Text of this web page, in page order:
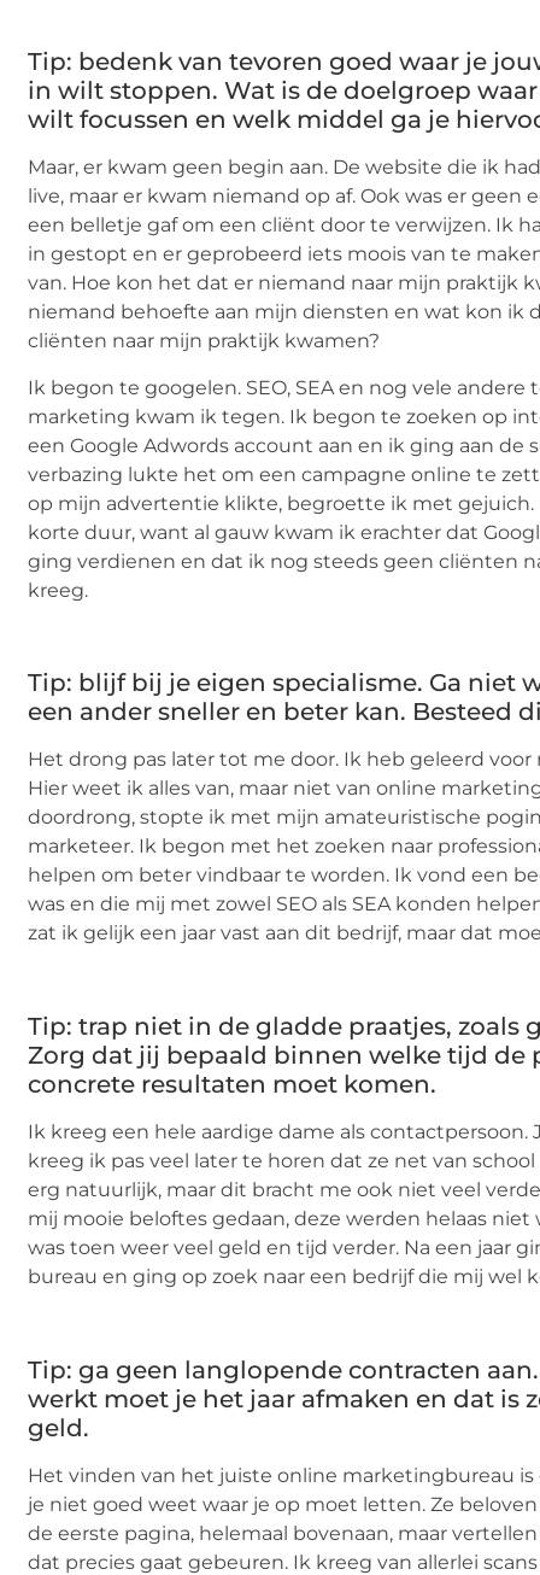
Tip: bedenk van tevoren goed waar je
in wilt stoppen. Wat is de doelgroep
wilt focussen en welk middel ga je
Maar, er kwam geen begin aan. De website die ik
live, maar er kwam niemand op af. Ook was er geen
een belletje gaf om een cliënt door te verwijzen. Ik
in gestopt en er geprobeerd iets moois van te
van. Hoe kon het dat er niemand naar mijn praktijk
niemand behoefte aan mijn diensten en wat kon ik
cliënten naar mijn praktijk kwamen?
Ik begon te googelen. SEO, SEA en nog vele andere
marketing kwam ik tegen. Ik begon te zoeken op
een Google Adwords account aan en ik ging aan de
verbazing lukte het om een campagne online te
op mijn advertentie klikte, begroette ik met gejuich.
korte duur, want al gauw kwam ik erachter dat
ging verdienen en dat ik nog steeds geen cliënten
kreeg.
Tip: blijf bij je eigen specialisme. Ga niet
een ander sneller en beter kan. Besteed
Het drong pas later tot me door. Ik heb geleerd voor
Hier weet ik alles van, maar niet van online
doordrong, stopte ik met mijn amateuristische
marketeer. Ik begon met het zoeken naar
helpen om beter vindbaar te worden. Ik vond een
was en die mij met zowel SEO als SEA konden
zat ik gelijk een jaar vast aan dit bedrijf, maar dat
Tip: trap niet in de gladde praatjes, zoals
Zorg dat jij bepaald binnen welke tijd de
concrete resultaten moet komen.
Ik kreeg een hele aardige dame als contactpersoon.
kreeg ik pas veel later te horen dat ze net van
erg natuurlijk, maar dit bracht me ook niet veel
mij mooie beloftes gedaan, deze werden helaas niet
was toen weer veel geld en tijd verder. Na een jaar
bureau en ging op zoek naar een bedrijf die mij wel
Tip: ga geen langlopende contracten
werkt moet je het jaar afmaken en dat is
geld.
Het vinden van het juiste online marketingbureau is
je niet goed weet waar je op moet letten. Ze
de eerste pagina, helemaal bovenaan, maar
dat precies gaat gebeuren. Ik kreeg van allerlei